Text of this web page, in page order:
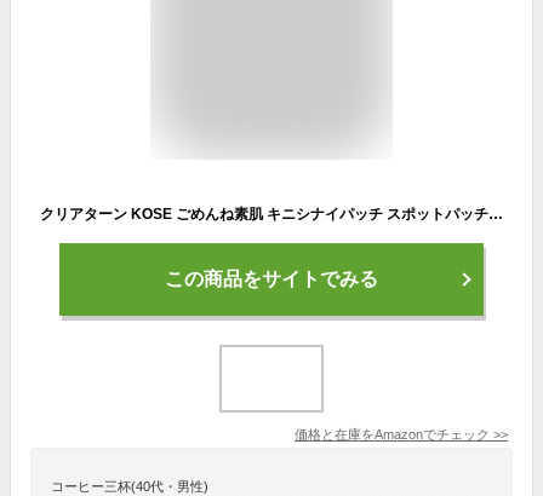
クリアターン KOSE ごめんね素肌 キニシナイパッチ スポットパッチ CICAパッチ 46枚入 ニキビ跡
この商品をサイトでみる
価格と在庫をAmazonでチェック >>
コーヒー三杯(40代・男性)